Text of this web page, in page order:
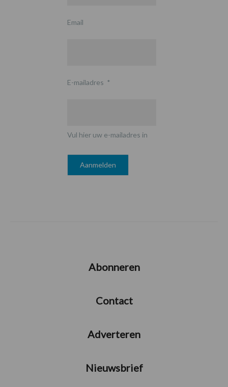
Email
E-mailadres *
Vul hier uw e-mailadres in
Abonneren
Contact
Adverteren
Nieuwsbrief